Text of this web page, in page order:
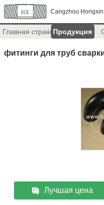
Cangzhou
Главная страницаПродукция
фитинги для труб
Лучшая цена